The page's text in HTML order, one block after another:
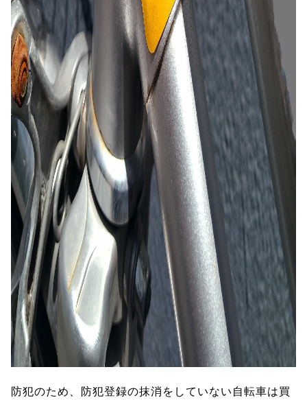
防犯のため、防犯登録の抹消をしていない自転車は買